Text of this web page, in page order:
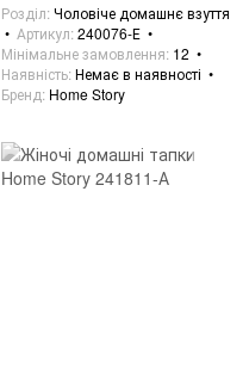
Розділ Чоловіче домашнє взуття
Артикул 240076-Е
Мінімальне замовлення 12
Наявність Немає в наявності
Бренд Home Story